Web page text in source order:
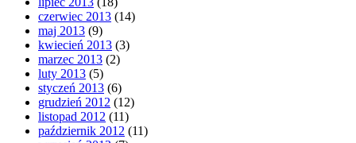
czerwiec 2013 (14)
maj 2013 (9)
kwiecień 2013 (3)
marzec 2013 (2)
luty 2013 (5)
styczeń 2013 (6)
grudzień 2012 (12)
listopad 2012 (11)
październik 2012 (11)